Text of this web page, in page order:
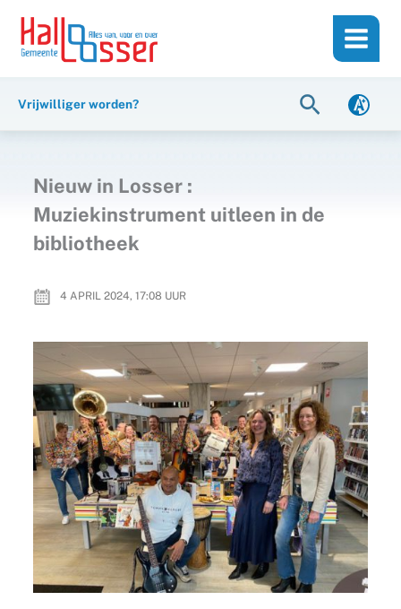
inhoud
naar
Vrijwilliger worden? Zoeken
Nieuw in Losser :
Muziekinstrument uitleen in de
bibliotheek
4 APRIL 2024, 17:08 UUR